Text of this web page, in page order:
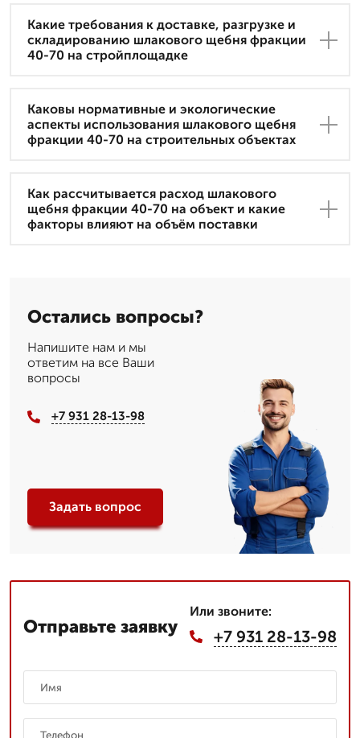
Какие требования к доставке, разгрузке и
складированию шлакового щебня фракции
40-70 на стройплощадке
Каковы нормативные и экологические
аспекты использования шлакового щебня
фракции 40-70 на строительных объектах
Как рассчитывается расход шлакового
щебня фракции 40-70 на объект и какие
факторы влияют на объём поставки
Остались вопросы?
Напишите нам и мы
ответим на все Ваши
вопросы
+7 931 28-13-98
Задать вопрос
Отправьте заявку
Или звоните:
+7 931 28-13-98